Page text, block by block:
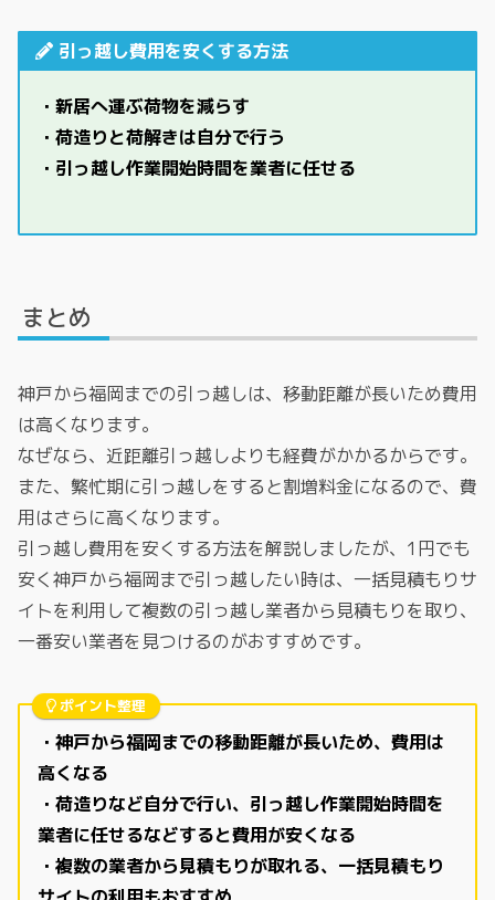
引っ越し費用を安くする方法
・新居へ運ぶ荷物を減らす
・荷造りと荷解きは自分で行う
・引っ越し作業開始時間を業者に任せる
まとめ
神戸から福岡までの引っ越しは、移動距離が長いため費用
は高くなります。
なぜなら、近距離引っ越しよりも経費がかかるからです。
また、繁忙期に引っ越しをすると割増料金になるので、費
用はさらに高くなります。
引っ越し費用を安くする方法を解説しましたが、1円でも
安く神戸から福岡まで引っ越したい時は、一括見積もりサ
イトを利用して複数の引っ越し業者から見積もりを取り、
一番安い業者を見つけるのがおすすめです。
ポイント整理
・神戸から福岡までの移動距離が長いため、費用は
高くなる
・荷造りなど自分で行い、引っ越し作業開始時間を
業者に任せるなどすると費用が安くなる
・複数の業者から見積もりが取れる、一括見積もり